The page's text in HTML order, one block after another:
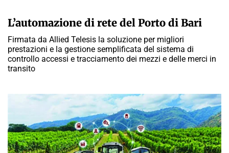
L’automazione di rete del Porto di Bari
Firmata da Allied Telesis la soluzione per migliori
prestazioni e la gestione semplificata del sistema di
controllo accessi e tracciamento dei mezzi e delle merci in
transito